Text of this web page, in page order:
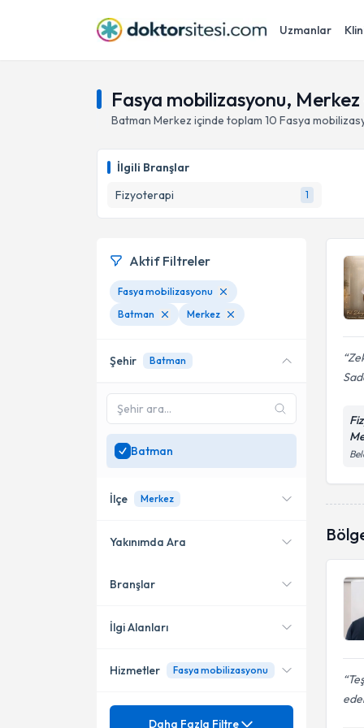
Uzmanlar
Fasya mobilizasyonu,
Batman Merkez içinde toplam 10 Fasya
İlgili Branşlar
Fizyoterapi
1
Aktif Filtreler
Fasya mobilizasyonu
Batman
Merkez
Şehir Batman
Batman
İlçe Merkez
Merkez
Yakınımda Ara
Konumuma yakın uzmanları
Branşlar
Fizyoterapi
İlgi Alanları
Ağrı
Hizmetler Fasya mobilizasyonu
Mezuniyet
Daha Fazla Filtre